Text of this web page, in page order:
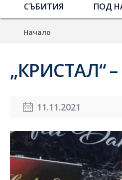
СЪБИТИЯ ПОД
Начало
„КРИСТАЛ“
11.11.2021